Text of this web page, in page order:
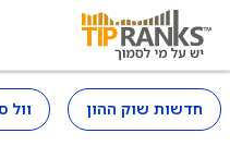
חדשות שוק ההון וול